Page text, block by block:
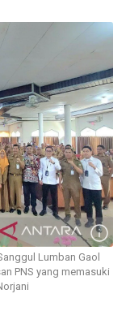
Lumban Gaol
PNS yang memasuki